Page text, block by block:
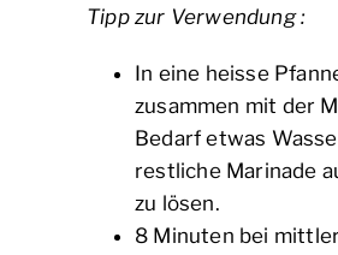
Tipp zur Verwendung :
In eine heisse
zusammen mit der
Bedarf etwas
restliche Marinade
zu lösen.
8 Minuten bei